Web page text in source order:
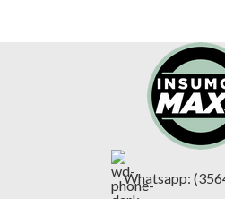
Whatsapp: